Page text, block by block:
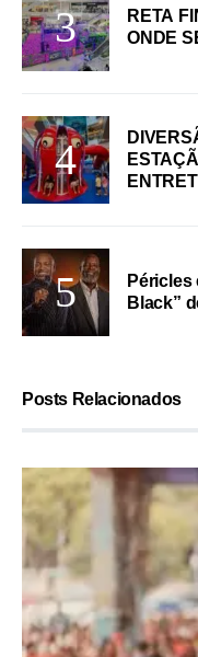
RETA
ONDE
Péricles
Black”
Posts Relacionados